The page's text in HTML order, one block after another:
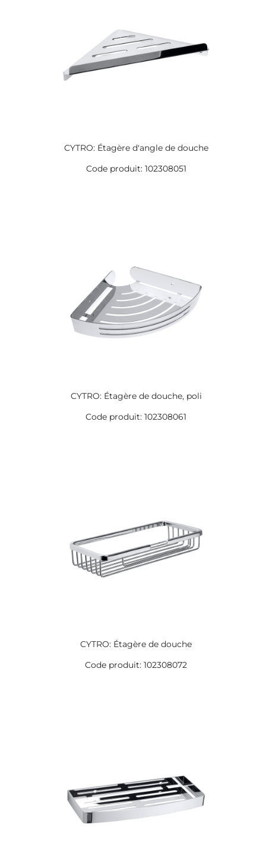
CYTRO: Étagère d'angle de douche
Code produit: 102308051
CYTRO: Étagère de douche, poli
Code produit: 102308061
CYTRO: Étagère de douche
Code produit: 102308072